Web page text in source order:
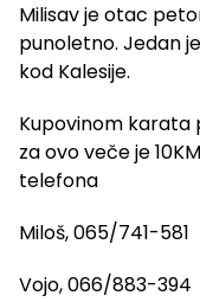
Milisav je otac
punoletno. Jedan
kod Kalesije.
Kupovinom karata
za ovo veče je
telefona
Miloš, 065/741-581
Vojo, 066/883-394